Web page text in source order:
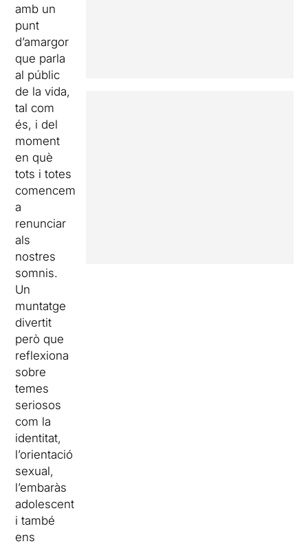
amb un
punt
d’amargor
que parla
al públic
de la vida,
tal com
és, i del
moment
en què
tots i totes
comencem
a
renunciar
als
nostres
somnis.
Un
muntatge
divertit
però que
reflexiona
sobre
temes
seriosos
com la
identitat,
l’orientació
sexual,
l’embaràs
adolescent
i també
ens